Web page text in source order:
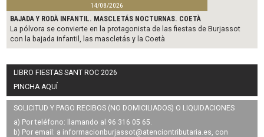
14/08/2026
BAJADA Y RODÀ INFANTIL. MASCLETÁS NOCTURNAS. COETÀ
La pólvora se convierte en la protagonista de las fiestas de Burjassot
con la bajada infantil, las mascletás y la Coetà
LIBRO FIESTAS SANT ROC 2026
PINCHA AQUÍ
SOLICITUD Y PAGO RECIBOS (NO DOMICILIADOS) O LIQUIDACIONES
a) Por teléfono: llamando al 96 316 05 65.
b) Por email: a informacionburjassot@atenciontributaria.es, con